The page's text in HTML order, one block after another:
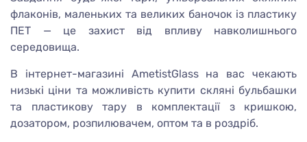
флаконів, маленьких та великих баночок із пластику
ПЕТ — це захист від впливу навколишнього
середовища.
В інтернет-магазині AmetistGlass на вас чекають
низькі ціни та можливість купити скляні бульбашки
та пластикову тару в комплектації з кришкою,
дозатором, розпилювачем, оптом та в роздріб.